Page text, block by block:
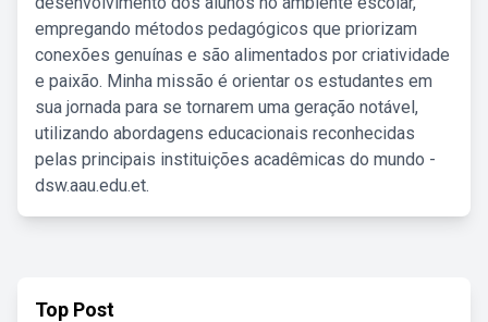
empregando métodos pedagógicos que priorizam
conexões genuínas e são alimentados por criatividade
e paixão. Minha missão é orientar os estudantes em
sua jornada para se tornarem uma geração notável,
utilizando abordagens educacionais reconhecidas
pelas principais instituições acadêmicas do mundo -
dsw.aau.edu.et.
Top Post